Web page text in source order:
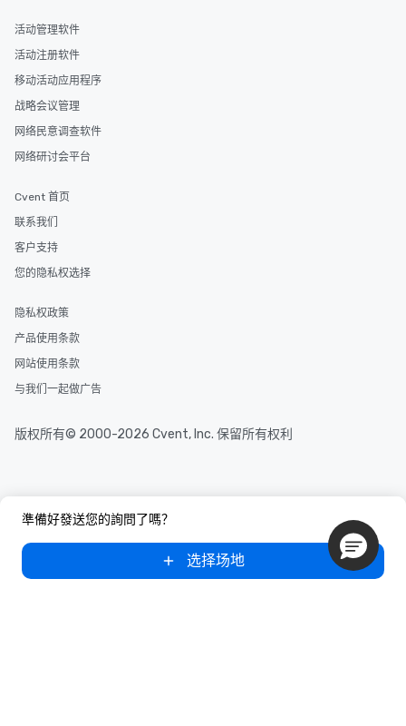
準備好發送您的詢問了嗎？
选择场地
活动管理软件
活动注册软件
移动活动应用程序
战略会议管理
网络民意调查软件
网络研讨会平台
Cvent 首页
联系我们
客户支持
您的隐私权选择
隐私权政策
产品使用条款
网站使用条款
与我们一起做广告
版权所有© 2000-2026 Cvent, Inc. 保留所有权利